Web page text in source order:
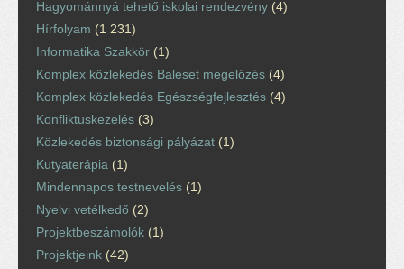
Hagyománnyá tehető iskolai rendezvény (4)
Hírfolyam (1 231)
Informatika Szakkör (1)
Komplex közlekedés Baleset megelőzés (4)
Komplex közlekedés Egészségfejlesztés (4)
Konfliktuskezelés (3)
Közlekedés biztonsági pályázat (1)
Kutyaterápia (1)
Mindennapos testnevelés (1)
Nyelvi vetélkedő (2)
Projektbeszámolók (1)
Projektjeink (42)